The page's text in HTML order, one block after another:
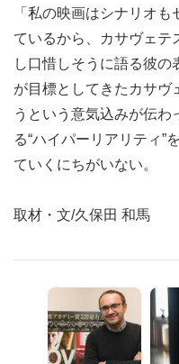
「私の映画はシナリオ
ているから、カサヴェテ
し口惜しそうに語る彼の
が目標としてきたカサヴ
うという意気込みが伝わ
る“ハイパーリアリティ”
ていくにちがいない。
取材・文/久保田 和馬